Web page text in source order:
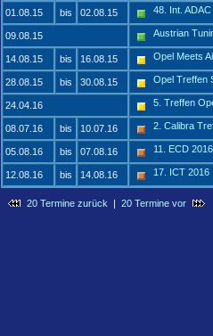
01.08.15 bis 02.08.15 48. Int.
09.08.15 Austrian
14.08.15 bis 16.08.15 Opel Meets
28.08.15 bis 30.08.15 Opel Treffen
24.04.16 5. Treffen
08.07.16 bis 10.07.16 2. Calibra
05.08.16 bis 07.08.16 11. ECD 2016
12.08.16 bis 14.08.16 17. ICT 2016
20 Termine zurück | 20 Termine vor